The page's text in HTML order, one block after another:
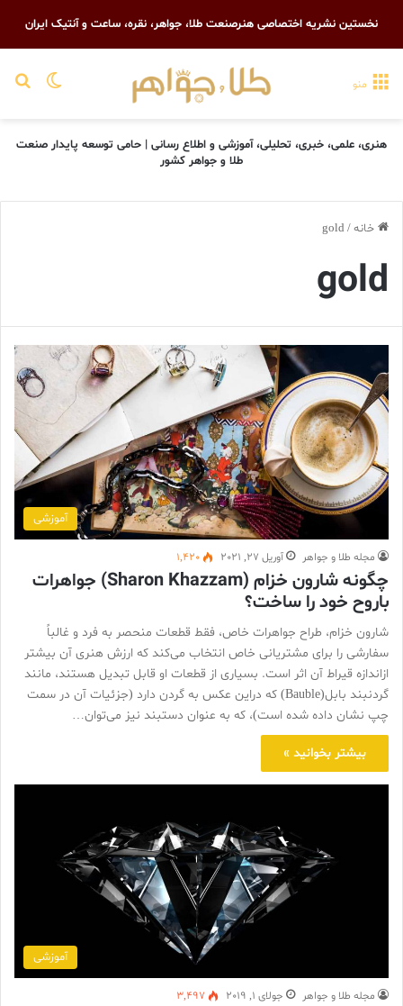
نخستین نشریه اختصاصی هنرصنعت طلا، جواهر، نقره، ساعت و آنتیک ایران
تغییر منو
هنری، علمی، خبری، تحلیلی، آموزشی و اطلاع رسانی | حامی توسعه پایدار صنعت
طلا و جواهر کشور
خانه/
gold
gold
آموزشی
مجله طلا و جواهر آوریل 27, 2021 1,420
چگونه شارون خزام (Sharon Khazzam) جواهرات
باروح خود را ساخت؟
شارون خزام، طراح جواهرات خاص، فقط قطعات منحصر به فرد و غالباً
سفارشی را برای مشتریانی خاص انتخاب می‌کند که ارزش هنری آن بیشتر
ازاندازه قیراط آن اثر است. بسیاری از قطعات او قابل تبدیل هستند، مانند
گردنبند بابل(Bauble) که دراین عکس به گردن دارد (جزئیات آن در سمت
چپ نشان داده شده است)، که به عنوان دستبند نیز می‌توان…
بیشتر بخوانید »
آموزشی
مجله طلا و جواهر جولای 1, 2019 3,497